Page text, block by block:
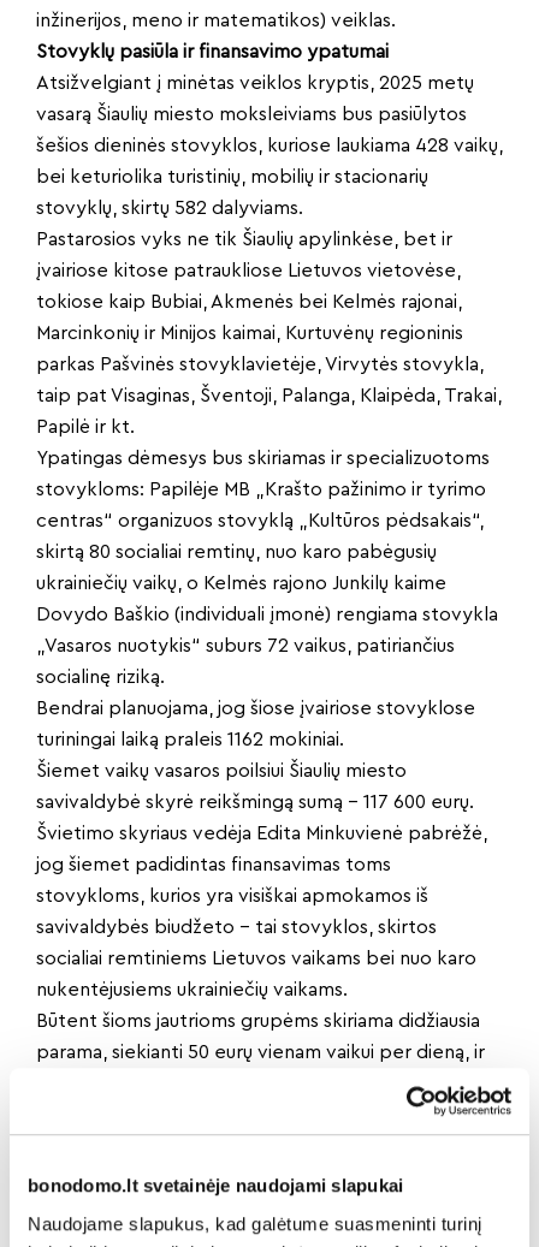
bonodomo.lt svetainėje naudojami slapukai
Naudojame slapukus, kad galėtume suasmeninti turinį
inžinerijos, meno ir matematikos) veiklas.
Stovyklų pasiūla ir finansavimo ypatumai
Atsižvelgiant į minėtas veiklos kryptis, 2025 metų
vasarą Šiaulių miesto moksleiviams bus pasiūlytos
šešios dieninės stovyklos, kuriose laukiama 428 vaikų,
bei keturiolika turistinių, mobilių ir stacionarių
stovyklų, skirtų 582 dalyviams.
Pastarosios vyks ne tik Šiaulių apylinkėse, bet ir
įvairiose kitose patraukliose Lietuvos vietovėse,
tokiose kaip Bubiai, Akmenės bei Kelmės rajonai,
Marcinkonių ir Minijos kaimai, Kurtuvėnų regioninis
parkas Pašvinės stovyklavietėje, Virvytės stovykla,
taip pat Visaginas, Šventoji, Palanga, Klaipėda, Trakai,
Papilė ir kt.
Ypatingas dėmesys bus skiriamas ir specializuotoms
stovykloms: Papilėje MB „Krašto pažinimo ir tyrimo
centras“ organizuos stovyklą „Kultūros pėdsakais“,
skirtą 80 socialiai remtinų, nuo karo pabėgusių
ukrainiečių vaikų, o Kelmės rajono Junkilų kaime
Dovydo Baškio (individuali įmonė) rengiama stovykla
„Vasaros nuotykis“ suburs 72 vaikus, patiriančius
socialinę riziką.
Bendrai planuojama, jog šiose įvairiose stovyklose
turiningai laiką praleis 1162 mokiniai.
Šiemet vaikų vasaros poilsiui Šiaulių miesto
savivaldybė skyrė reikšmingą sumą – 117 600 eurų.
Švietimo skyriaus vedėja Edita Minkuvienė pabrėžė,
jog šiemet padidintas finansavimas toms
stovykloms, kurios yra visiškai apmokamos iš
savivaldybės biudžeto – tai stovyklos, skirtos
socialiai remtiniems Lietuvos vaikams bei nuo karo
nukentėjusiems ukrainiečių vaikams.
Būtent šioms jautrioms grupėms skiriama didžiausia
parama, siekianti 50 eurų vienam vaikui per dieną, ir
Tuo tarpu kitoms stovykloms taikomas dalinis
tėvams: dieninėms stovykloms numatyta 10 eurų, o
vienam vaikui per dieną.